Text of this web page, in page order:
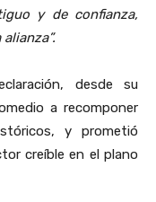
y de confianza,
desde su
a recomponer
y prometió
creíble en el plano